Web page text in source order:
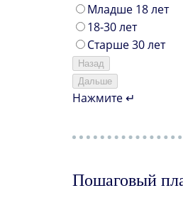
Младше 18 лет
18-30 лет
Старше 30 лет
Назад
Дальше
Нажмите ↵
Пошаговый